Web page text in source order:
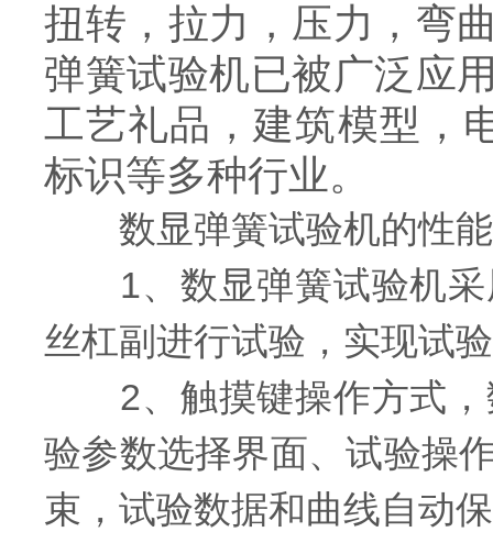
扭转，拉力，压力，弯
弹簧试验机已被广泛应
工艺礼品，建筑模型，
标识等多种行业。
数显弹簧试验机的性能
1、数显弹簧试验机采
丝杠副进行试验，实现试
2、触摸键操作方式，
验参数选择界面、试验操
束，试验数据和曲线自动